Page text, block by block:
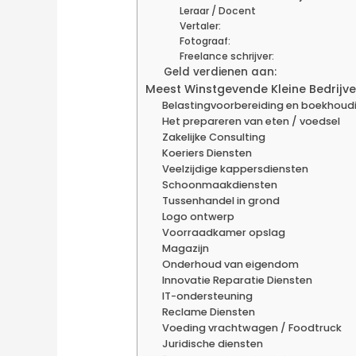
Leraar / Docent
Vertaler:
Fotograaf:
Freelance schrijver:
Geld verdienen aan:
Meest Winstgevende Kleine
Belastingvoorbereiding en
Het prepareren van eten / voedsel
Zakelijke Consulting
Koeriers Diensten
Veelzijdige kappersdiensten
Schoonmaakdiensten
Tussenhandel in grond
Logo ontwerp
Voorraadkamer opslag
Magazijn
Onderhoud van eigendom
Innovatie Reparatie Diensten
IT-ondersteuning
Reclame Diensten
Voeding vrachtwagen / Foodtruck
Juridische diensten